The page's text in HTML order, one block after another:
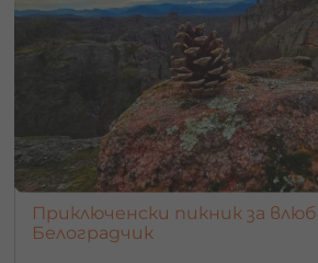
Приключенски пикник за
Белоградчик